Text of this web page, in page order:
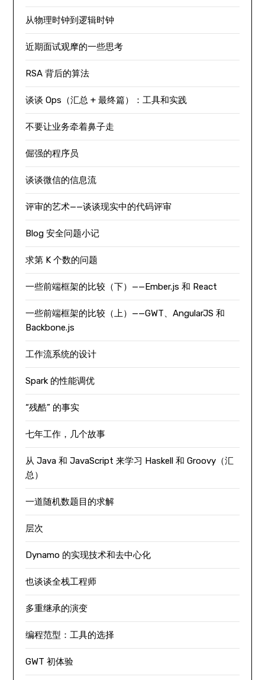
从物理时钟到逻辑时钟
近期面试观摩的一些思考
RSA 背后的算法
谈谈 Ops（汇总 + 最终篇）：工具和实践
不要让业务牵着鼻子走
倔强的程序员
谈谈微信的信息流
评审的艺术——谈谈现实中的代码评审
Blog 安全问题小记
求第 K 个数的问题
一些前端框架的比较（下）——Ember.js 和 React
一些前端框架的比较（上）——GWT、AngularJS 和
Backbone.js
工作流系统的设计
Spark 的性能调优
“残酷” 的事实
七年工作，几个故事
从 Java 和 JavaScript 来学习 Haskell 和 Groovy（汇
总）
一道随机数题目的求解
层次
Dynamo 的实现技术和去中心化
也谈谈全栈工程师
多重继承的演变
编程范型：工具的选择
GWT 初体验